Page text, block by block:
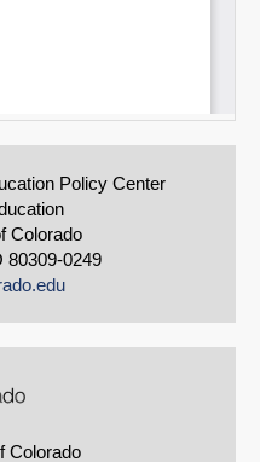
Policy Center
Colorado
80309-0249
Colorado